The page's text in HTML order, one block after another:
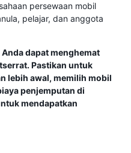
persewaan mobil
pelajar, dan anggota
dapat menghemat
Pastikan untuk
lebih awal, memilih mobil
penjemputan di
mendapatkan